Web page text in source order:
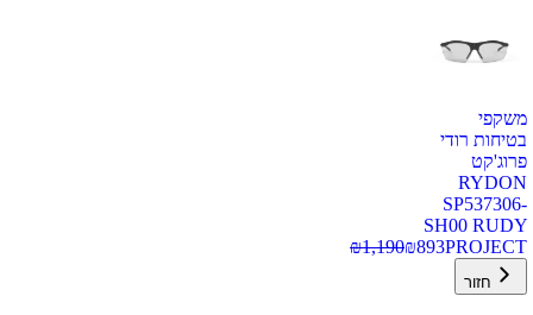
משקפי
בטיחות רודי
פרוג'קט
RYDON
SP537306-
SH00 RUDY
PROJECT
₪893
₪1,190
חזור